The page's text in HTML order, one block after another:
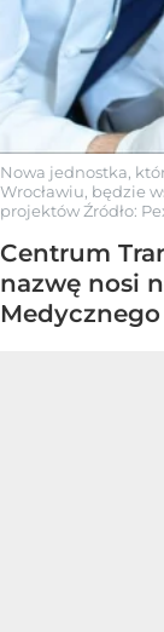
Nowa jednostka,
Wrocławiu, będzie
projektówŹródło:
Centrum
nazwę nosi